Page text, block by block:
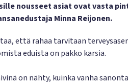
nousseet asiat ovat vasta
Minna Reijonen.
että rahaa tarvitaan
eduista on pakko karsia.
on nähty, kuinka vanha